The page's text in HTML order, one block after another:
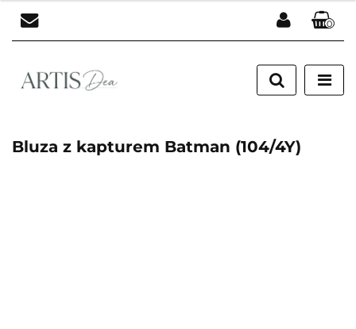
Zaloguj się
Zarejestruj się
0
Bluza z kapturem Batman (104/4Y)